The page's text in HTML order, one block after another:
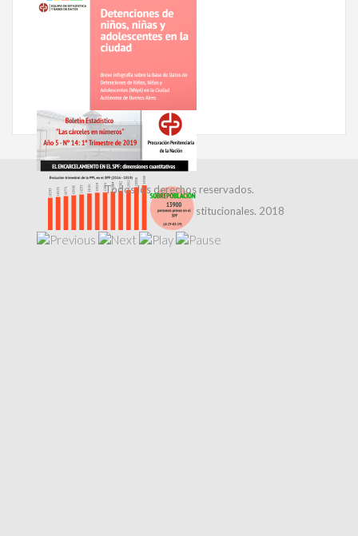
Todos los derechos reservados.
Dirección de Relaciones Institucionales. 2018